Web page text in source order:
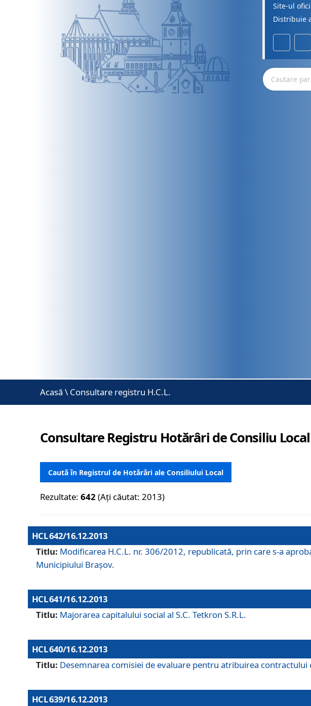
Site-ul
Distribuie
Acasă \ Consultare registru H.C.L.
Consultare Registru Hotărâri de Consiliu
Caută în Registrul de Hotărâri ale Consiliului Local
Rezultate:642 (Ați căutat: 2013)
HCL 642/16.12.2013
Titlu: Modificarea H.C.L. nr. 306/2012, republicată, prin care s-a
Municipiului Braşov.
HCL 641/16.12.2013
Titlu: Majorarea capitalului social al S.C. Tetkron S.R.L.
HCL 640/16.12.2013
Titlu: Desemnarea comisiei de evaluare pentru atribuirea
HCL 639/16.12.2013